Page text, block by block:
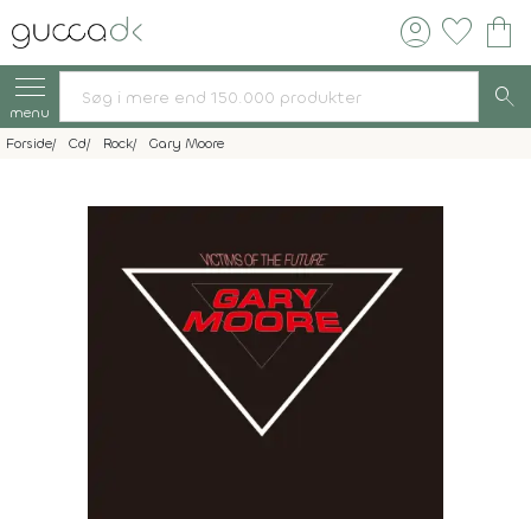
account_circle favorite shopping_bag
menu search
Forside Cd Rock Gary Moore